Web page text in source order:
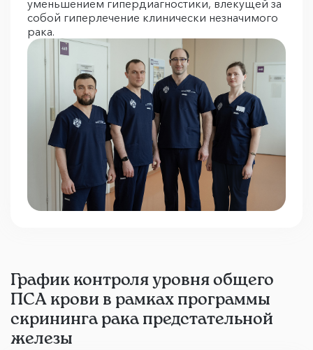
уменьшением гипердиагностики, влекущей за
собой гиперлечение клинически незначимого
рака.
График контроля уровня общего
ПСА крови в рамках программы
скрининга рака предстательной
железы